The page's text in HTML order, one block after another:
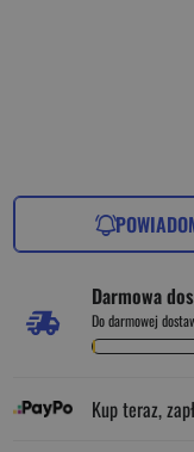
Darmowa
Do darmowej
Kup teraz,